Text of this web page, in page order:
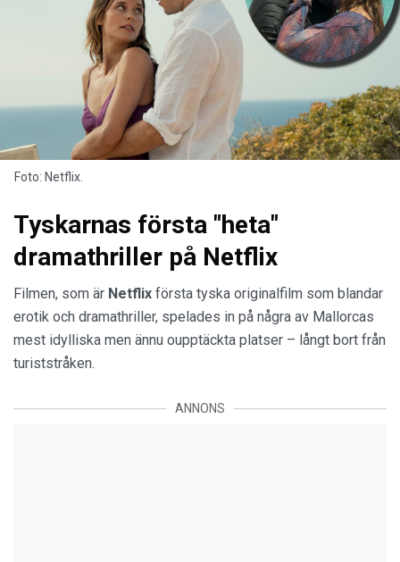
Foto: Netflix.
Tyskarnas första "heta"
dramathriller på Netflix
Filmen, som är Netflix första tyska originalfilm som blandar
erotik och dramathriller, spelades in på några av Mallorcas
mest idylliska men ännu oupptäckta platser – långt bort från
turiststråken.
ANNONS